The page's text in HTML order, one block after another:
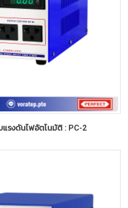
แรงดันไฟอัตโนมัติ : PC-2